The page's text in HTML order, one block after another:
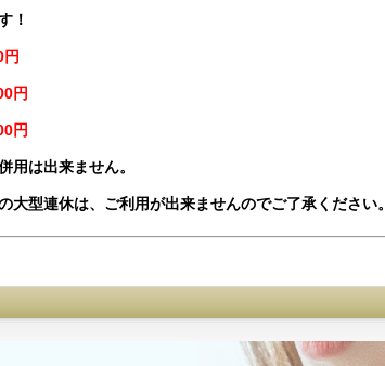
！
円
円
用は出来ません。
型連休は、ご利用が出来ませんのでご了承ください。